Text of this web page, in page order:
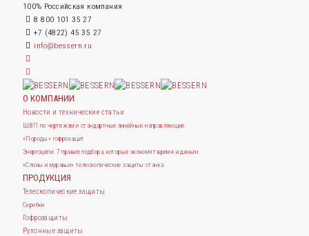
100% Российская компания
8 800 101 35 27
+7 (4822) 45 35 27
info@bessern.ru
О КОМПАНИИ
Новости и технические статьи
ШВП по чертежам и стандартные линейные направляющие
«Породы» гофрозащит
Энергоцепи. 7 правил подбора, которые экономят время и деньги
«Слоны и муравьи» телескопические защиты станка
ПРОДУКЦИЯ
Телескопические защиты
Скребки
Гофрозащиты
Рулонные защиты